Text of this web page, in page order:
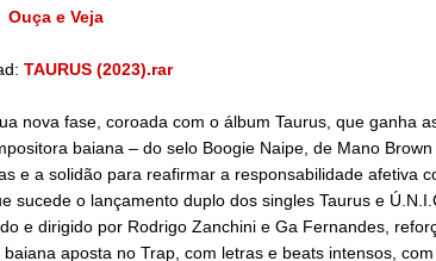
Ouça e Veja
TAURUS (2023).rar
nova fase, coroada com o álbum Taurus, que ganha
baiana – do selo Boogie Naipe, de Mano
e a solidão para reafirmar a responsabilidade afetiva
o lançamento duplo dos singles Taurus e
e dirigido por Rodrigo Zanchini e Ga Fernandes,
aposta no Trap, com letras e beats intensos,